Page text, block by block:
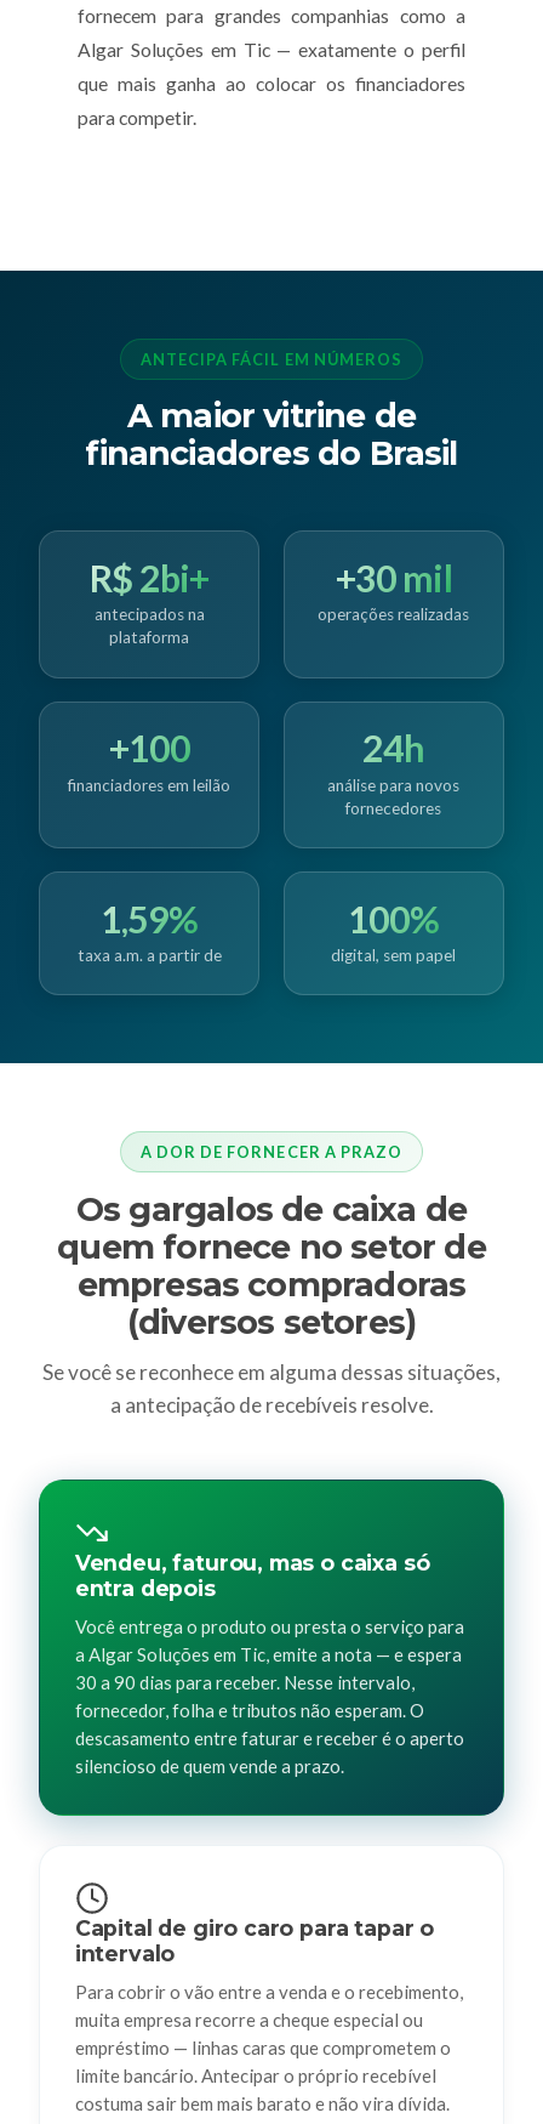
fornecem para grandes companhias como a
Algar Soluções em Tic — exatamente o perfil
que mais ganha ao colocar os financiadores
para competir.
ANTECIPA FÁCIL EM NÚMEROS
A maior vitrine de
financiadores do Brasil
R$ 2bi+
antecipados na
plataforma
+30 mil
operações realizadas
+100
financiadores em leilão
24h
análise para novos
fornecedores
1,59%
taxa a.m. a partir de
100%
digital, sem papel
A DOR DE FORNECER A PRAZO
Os gargalos de caixa de
quem fornece no setor de
empresas compradoras
(diversos setores)
Se você se reconhece em alguma dessas situações,
a antecipação de recebíveis resolve.
Vendeu, faturou, mas o caixa só
entra depois
Você entrega o produto ou presta o serviço para
a Algar Soluções em Tic, emite a nota — e espera
30 a 90 dias para receber. Nesse intervalo,
fornecedor, folha e tributos não esperam. O
descasamento entre faturar e receber é o aperto
silencioso de quem vende a prazo.
Capital de giro caro para tapar o
intervalo
Para cobrir o vão entre a venda e o recebimento,
muita empresa recorre a cheque especial ou
empréstimo — linhas caras que comprometem o
limite bancário. Antecipar o próprio recebível
costuma sair bem mais barato e não vira dívida.